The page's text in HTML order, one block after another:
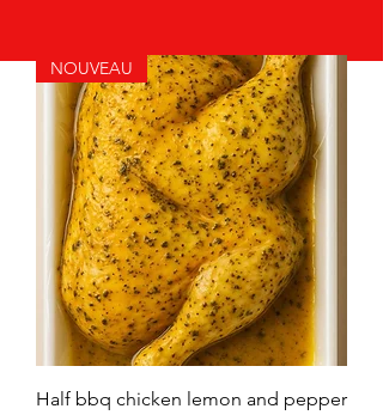
NOUVEAU
Half bbq chicken lemon and pepper